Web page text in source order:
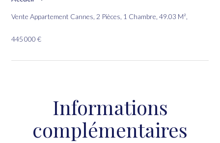
Vente Appartement Cannes, 2 Pièces, 1 Chambre, 49.03 M²,
445 000 €
Informations
complémentaires